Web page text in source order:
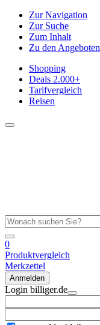
Zur Navigation
Zur Suche
Zum Inhalt
Zu den Angeboten
Shopping
Deals 2.000+
Tarifvergleich
Reisen
0
Produktvergleich
Merkzettel
Anmelden
Login billiger.de